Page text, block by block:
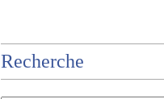
Recherche